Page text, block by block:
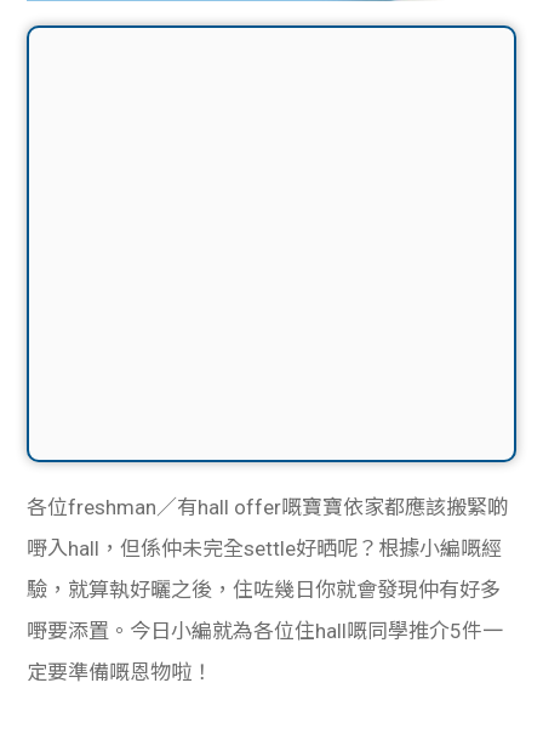
各位freshman／有hall offer嘅寶寶依家都應該搬緊啲
嘢入hall，但係仲未完全settle好晒呢？根據小編嘅經
驗，就算執好曬之後，住咗幾日你就會發現仲有好多
嘢要添置。今日小編就為各位住hall嘅同學推介5件一
定要準備嘅恩物啦！